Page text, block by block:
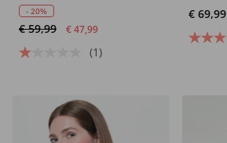
- 20%
€ 59,99 € 47,99
(1)
€ 69,99